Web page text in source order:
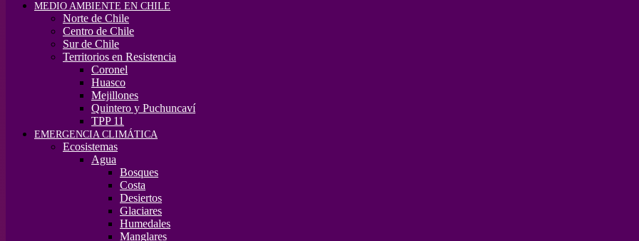
MEDIO AMBIENTE EN CHILE
Norte de Chile
Centro de Chile
Sur de Chile
Territorios en Resistencia
Coronel
Huasco
Mejillones
Quintero y Puchuncaví
TPP 11
EMERGENCIA CLIMÁTICA
Ecosistemas
Agua
Bosques
Costa
Desiertos
Glaciares
Humedales
Manglares